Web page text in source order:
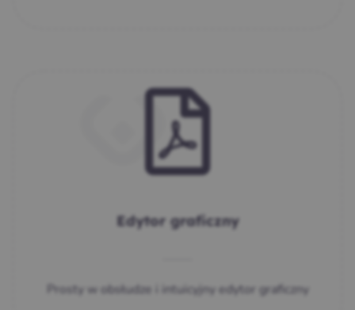
Edytor graficzny
Prosty w obsłudze i intuicyjny edytor graficzny